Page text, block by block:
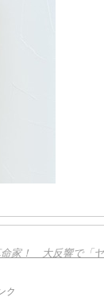
命家！ 大反響で「
ク